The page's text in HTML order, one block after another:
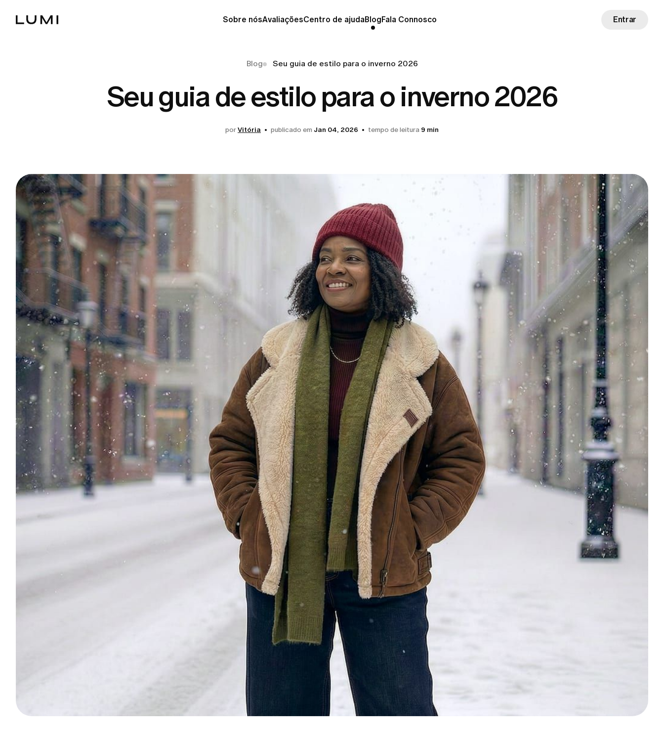
Sobre nósAvaliaçõesCentro de ajudaBlogFala Connosco Entrar
Blog Seu guia de estilo para o inverno 2026
Seu guia de estilo para o inverno 2026
porVitória publicado em Jan 04, 2026 tempo de leitura 9 min